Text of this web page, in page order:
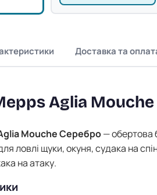
Доставка та
Aglia
Mouche Серебро— обертова
ловлі щуки, окуня, судака на
на атаку.